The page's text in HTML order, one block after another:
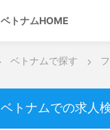
ベトナムHOME
ベトナムで探す
ベトナムでの求人